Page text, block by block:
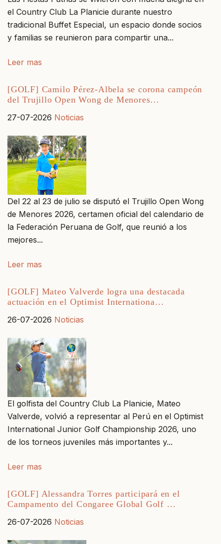
el Country Club La Planicie durante nuestro
tradicional Buffet Especial, un espacio donde socios
y familias se reunieron para compartir una...
Leer mas
[GOLF] Camilo Pérez-Albela se corona campeón
del Trujillo Open Wong de Menores…
27-07-2026 Noticias
Del 22 al 23 de julio se disputó el Trujillo Open Wong
de Menores 2026, certamen oficial del calendario de
la Federación Peruana de Golf, que reunió a los
mejores...
Leer mas
[GOLF] Mateo Valverde logra una destacada
actuación en el Optimist Internationa…
26-07-2026 Noticias
El golfista del Country Club La Planicie, Mateo
Valverde, volvió a representar al Perú en el Optimist
International Junior Golf Championship 2026, uno
de los torneos juveniles más importantes y...
Leer mas
[GOLF] Alessandra Torres participará en el
Campamento del Congaree Global Golf …
26-07-2026 Noticias